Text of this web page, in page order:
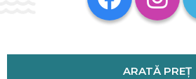
ARATĂ PREȚ